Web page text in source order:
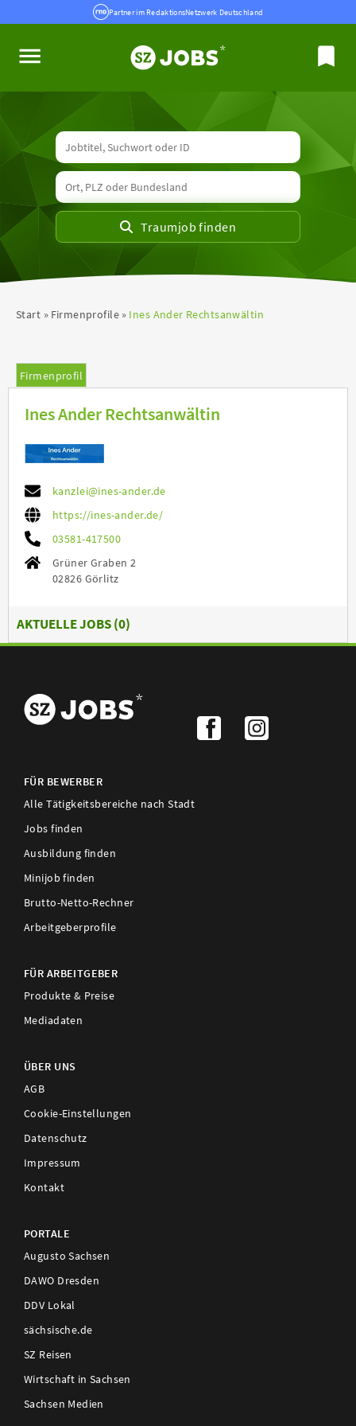
Partner im RedaktionsNetzwerk Deutschland
Start Firmenprofile Ines Ander Rechtsanwältin
Firmenprofil
Ines Ander Rechtsanwältin
kanzlei@ines-ander.de
https://ines-ander.de/
03581-417500
Grüner Graben 2
02826 Görlitz
AKTUELLE JOBS (0)
FÜR BEWERBER
Alle Tätigkeitsbereiche nach Stadt
Jobs finden
Ausbildung finden
Minijob finden
Brutto-Netto-Rechner
Arbeitgeberprofile
FÜR ARBEITGEBER
Produkte & Preise
Mediadaten
ÜBER UNS
AGB
Cookie-Einstellungen
Datenschutz
Impressum
Kontakt
PORTALE
Augusto Sachsen
DAWO Dresden
DDV Lokal
sächsische.de
SZ Reisen
Wirtschaft in Sachsen
Sachsen Medien